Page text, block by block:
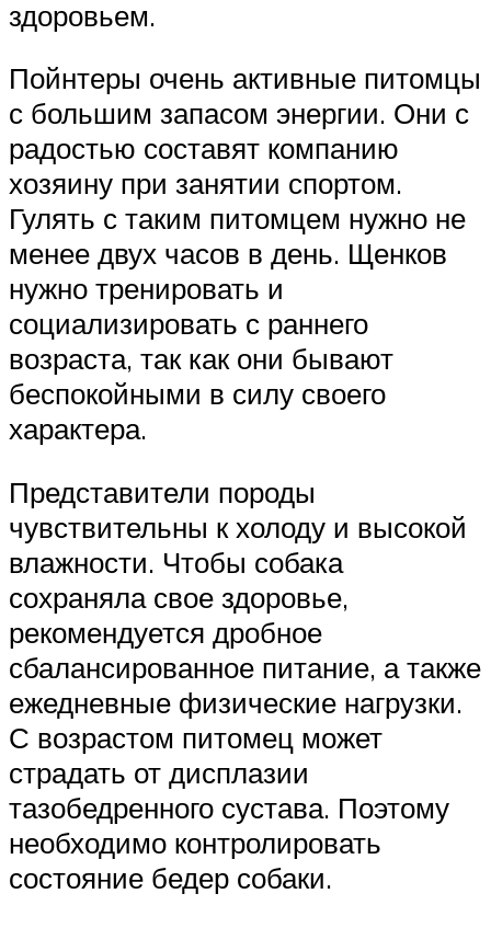
здоровьем.
Пойнтеры очень активные питомцы
с большим запасом энергии. Они с
радостью составят компанию
хозяину при занятии спортом.
Гулять с таким питомцем нужно не
менее двух часов в день. Щенков
нужно тренировать и
социализировать с раннего
возраста, так как они бывают
беспокойными в силу своего
характера.
Представители породы
чувствительны к холоду и высокой
влажности. Чтобы собака
сохраняла свое здоровье,
рекомендуется дробное
сбалансированное питание, а также
ежедневные физические нагрузки.
С возрастом питомец может
страдать от дисплазии
тазобедренного сустава. Поэтому
необходимо контролировать
состояние бедер собаки.